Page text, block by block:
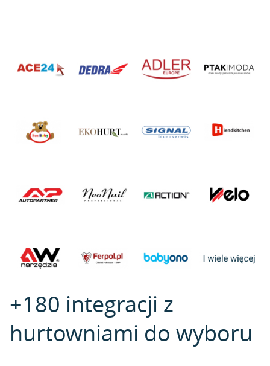
+180 integracji z
hurtowniami do wyboru